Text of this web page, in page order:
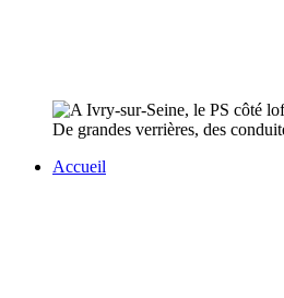
De grandes verrières, des
Accueil